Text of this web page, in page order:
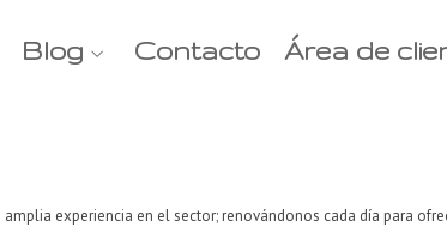
Blog Contacto Área de
experiencia en el sector; renovándonos cada día para